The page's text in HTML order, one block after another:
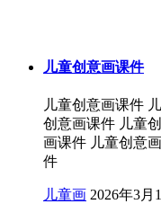
儿童创意画课件
儿童创意画课件
创意画课件 儿童
画课件 儿童创意
件
儿童画 2026年3月